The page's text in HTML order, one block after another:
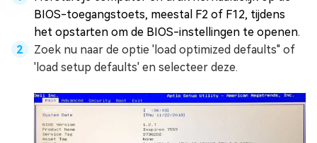
BIOS-toegangstoets, meestal F2 of F12, tijdens
het opstarten om de BIOS-instellingen te openen.
Zoek nu naar de optie 'load optimized defaults" of
'load setup defaults' en selecteer deze.